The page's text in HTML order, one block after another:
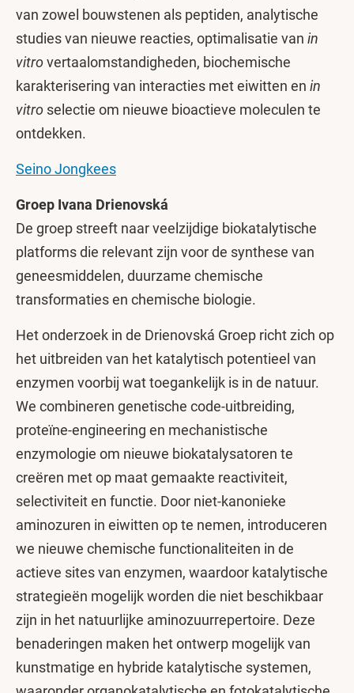
van zowel bouwstenen als peptiden, analytische
studies van nieuwe reacties, optimalisatie van in
vitrovertaalomstandigheden, biochemische
karakterisering van interacties met eiwitten en in
vitro selectie om nieuwe bioactieve moleculen te
ontdekken.
Seino Jongkees
Groep Ivana Drienovská
De groep streeft naar veelzijdige biokatalytische
platforms die relevant zijn voor de synthese van
geneesmiddelen, duurzame chemische
transformaties en chemische biologie.
Het onderzoek in de Drienovská Groep richt zich op
het uitbreiden van het katalytisch potentieel van
enzymen voorbij wat toegankelijk is in de natuur.
We combineren genetische code-uitbreiding,
proteïne-engineering en mechanistische
enzymologie om nieuwe biokatalysatoren te
creëren met op maat gemaakte reactiviteit,
selectiviteit en functie. Door niet-kanonieke
aminozuren in eiwitten op te nemen, introduceren
we nieuwe chemische functionaliteiten in de
actieve sites van enzymen, waardoor katalytische
strategieën mogelijk worden die niet beschikbaar
zijn in het natuurlijke aminozuurrepertoire. Deze
benaderingen maken het ontwerp mogelijk van
kunstmatige en hybride katalytische systemen,